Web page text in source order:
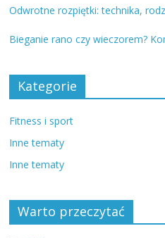
Odwrotne rozpiętki: technika,
Bieganie rano czy wieczorem?
Kategorie
Fitness i sport
Inne tematy
Inne tematy
Warto przeczytać